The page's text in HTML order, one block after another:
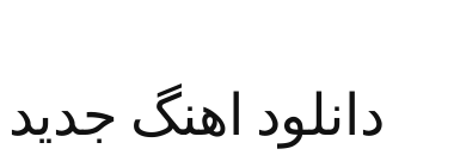
دانلود اهنگ